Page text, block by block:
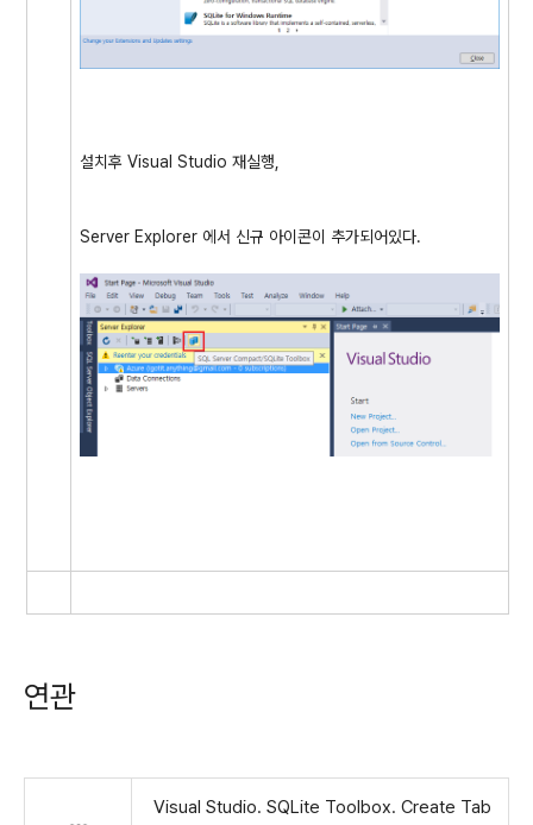
설치후 Visual Studio 재실행,
Server Explorer 에서 신규 아이콘이 추가되어있다.
연관
Visual Studio. SQLite Toolbox. Create Tab